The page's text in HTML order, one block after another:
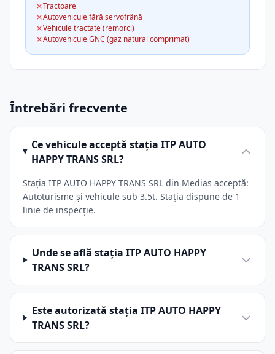
Tractoare
Autovehicule fără servofrână
Vehicule tractate (remorci)
Autovehicule GNC (gaz natural comprimat)
Întrebări frecvente
Ce vehicule acceptă stația ITP AUTO
HAPPY TRANS SRL?
Stația ITP AUTO HAPPY TRANS SRL din Medias acceptă:
Autoturisme și vehicule sub 3.5t. Stația dispune de 1
linie de inspecție.
Unde se află stația ITP AUTO HAPPY
TRANS SRL?
Este autorizată stația ITP AUTO HAPPY
TRANS SRL?